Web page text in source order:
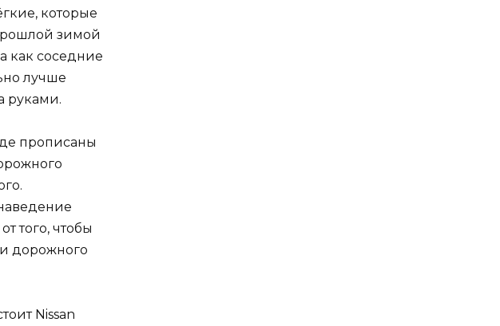
которые
зимой
как соседние
лучше
руками.
прописаны
того, чтобы
дорожного
Nissan